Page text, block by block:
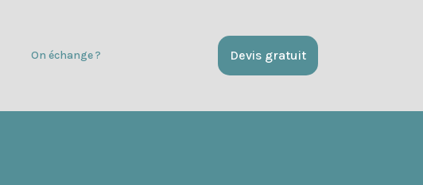
On échange ? Devis gratuit